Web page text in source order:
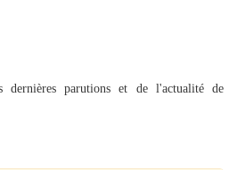
parutions et de l'actualité de